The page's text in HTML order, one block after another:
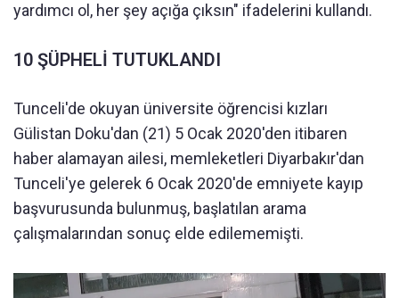
yardımcı ol, her şey açığa çıksın" ifadelerini kullandı.
10 ŞÜPHELİ TUTUKLANDI
Tunceli'de okuyan üniversite öğrencisi kızları
Gülistan Doku'dan (21) 5 Ocak 2020'den itibaren
haber alamayan ailesi, memleketleri Diyarbakır'dan
Tunceli'ye gelerek 6 Ocak 2020'de emniyete kayıp
başvurusunda bulunmuş, başlatılan arama
çalışmalarından sonuç elde edilememişti.